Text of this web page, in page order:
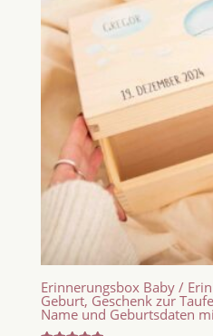
Erinnerungsbox Baby /
Geburt, Geschenk zur
Name und Geburtsdaten